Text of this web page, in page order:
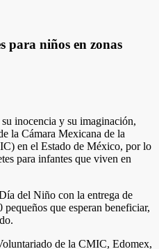
para niños en zonas
inocencia y su imaginación,
la Cámara Mexicana de la
en el Estado de México, por lo
para infantes que viven en
del Niño con la entrega de
que esperan beneficiar,
de la CMIC, Edomex,